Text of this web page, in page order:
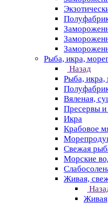
Рыба, икра,
Назад
Рыба,
Вяленая,
Пресервы
Икра
Крабовое
Свежая
Морские
Живая,